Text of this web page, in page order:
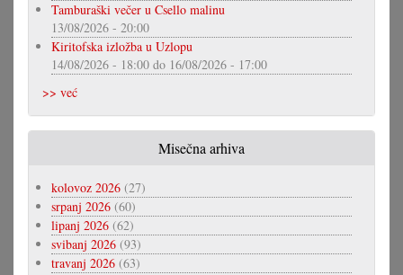
Tamburaški večer u Csello malinu
13/08/2026 - 20:00
Kiritofska izložba u Uzlopu
14/08/2026 - 18:00 do 16/08/2026 - 17:00
>> već
Misečna arhiva
kolovoz 2026 (27)
srpanj 2026 (60)
lipanj 2026 (62)
svibanj 2026 (93)
travanj 2026 (63)